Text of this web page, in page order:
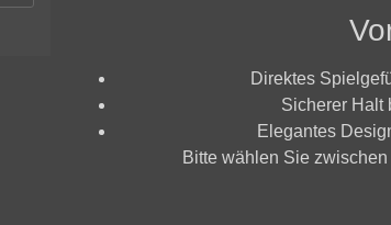
Direktes
Sicherer Halt
Elegantes
Bitte wählen Sie